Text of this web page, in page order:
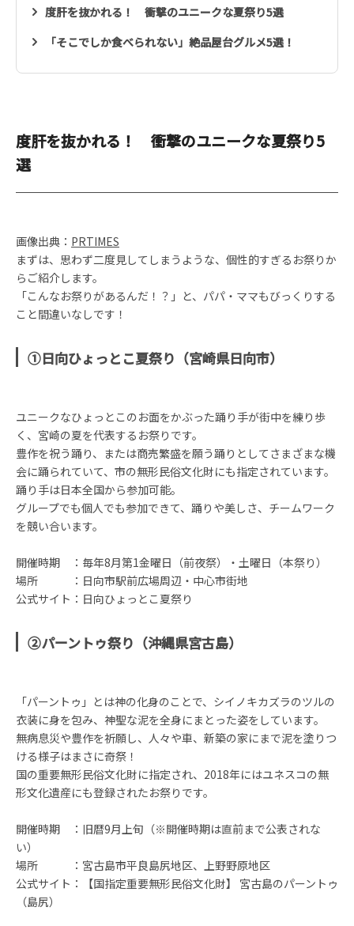
度肝を抜かれる！ 衝撃のユニークな夏祭り5選
「そこでしか食べられない」絶品屋台グルメ5選！
度肝を抜かれる！ 衝撃のユニークな夏祭り5
選
画像出典： PRTIMES
まずは、思わず二度見してしまうような、個性的すぎるお祭りか
らご紹介します。
「こんなお祭りがあるんだ！？」と、パパ・ママもびっくりする
こと間違いなしです！
①日向ひょっとこ夏祭り（宮崎県日向市）
ユニークなひょっとこのお面をかぶった踊り手が街中を練り歩
く、宮崎の夏を代表するお祭りです。
豊作を祝う踊り、または商売繁盛を願う踊りとしてさまざまな機
会に踊られていて、市の無形民俗文化財にも指定されています。
踊り手は日本全国から参加可能。
グループでも個人でも参加できて、踊りや美しさ、チームワーク
を競い合います。
開催時期 ：毎年8月第1金曜日（前夜祭）・土曜日（本祭り）
場所 ：日向市駅前広場周辺・中心市街地
公式サイト：日向ひょっとこ夏祭り
②パーントゥ祭り（沖縄県宮古島）
「パーントゥ」とは神の化身のことで、シイノキカズラのツルの
衣装に身を包み、神聖な泥を全身にまとった姿をしています。
無病息災や豊作を祈願し、人々や車、新築の家にまで泥を塗りつ
ける様子はまさに奇祭！
国の重要無形民俗文化財に指定され、2018年にはユネスコの無
形文化遺産にも登録されたお祭りです。
開催時期 ：旧暦9月上旬（※開催時期は直前まで公表されな
い）
場所 ：宮古島市平良島尻地区、上野野原地区
公式サイト：【国指定重要無形民俗文化財】 宮古島のパーントゥ
（島尻）